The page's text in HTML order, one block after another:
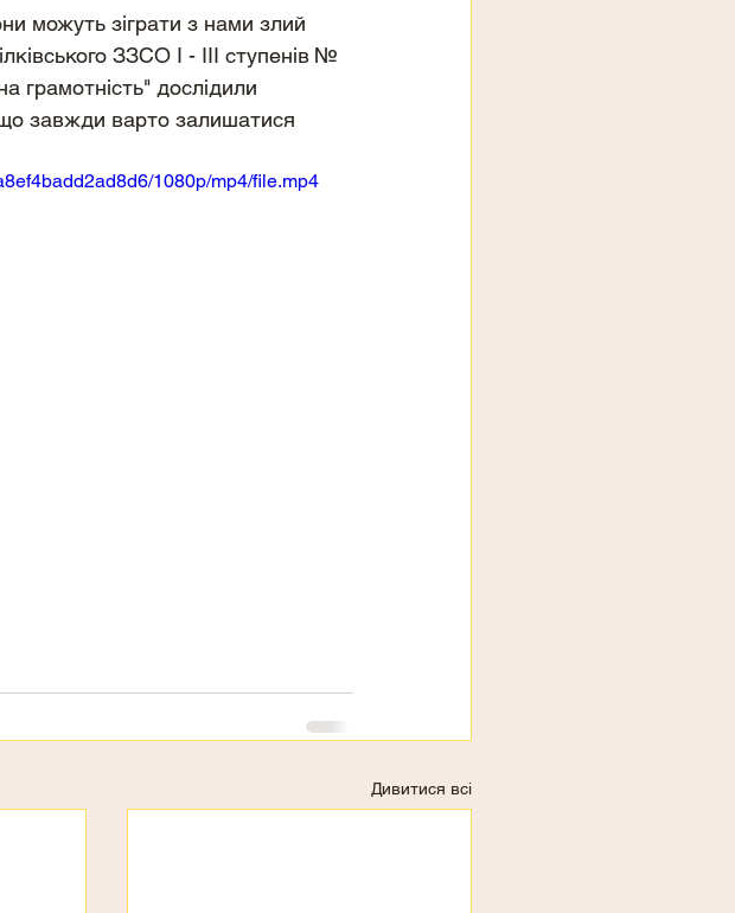
можуть зіграти з нами злий
ЗЗСО І - ІІІ ступенів №
грамотність" дослідили
завжди варто залишатися
1080p/mp4/file.mp4
Дивитися всі